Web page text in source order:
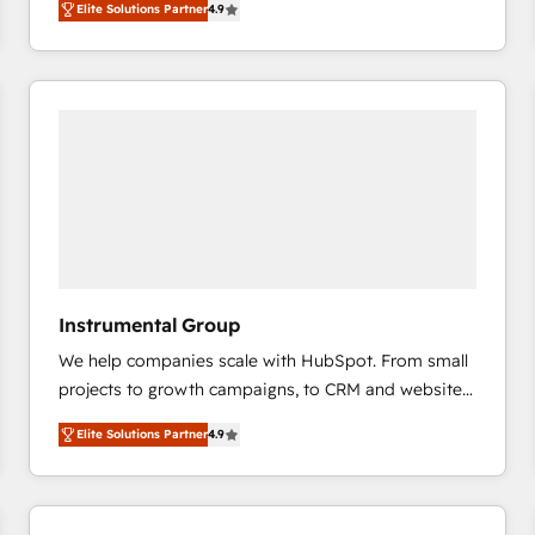
marketing automation, Growth, Revops, CRM et
webdesign. Markentive is both a consulting firm, a
digital agency and an integrator. With over 115
Elite Solutions Partner4.9
Instrumental Group
We help companies scale with HubSpot. From small
projects to growth campaigns, to CRM and websites.
Hire an agency that's experienced in every inch of
HubSpot and willing to work hand-in-hand with your
team to simplify the complex and build a better
experience for your team and customers.
Elite Solutions Partner4.9